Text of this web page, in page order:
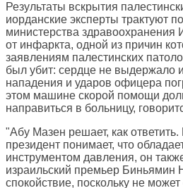
Результаты вскрытия
иорданские эксперты трактуют
министерства
от инфаркта, одной из причин
заявлениям палестинских
был убит: сердце не выдержало
нападения и ударов офицера
этом машине скорой помощи
направиться в больницу,
"Абу Мазен решает, как ответить.
президент понимает, что
инструментом давления, он
израильский премьер Биньямин
спокойствие, поскольку не